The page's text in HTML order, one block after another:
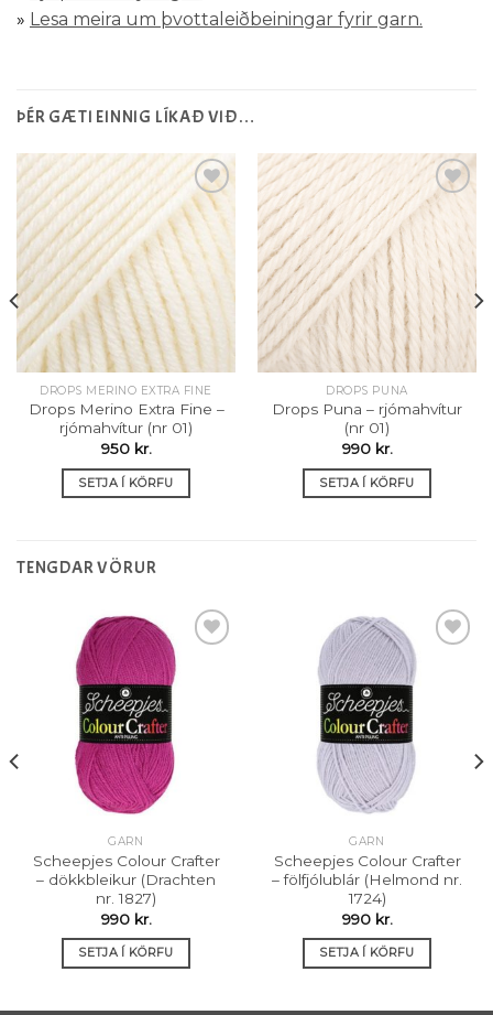
» Lesa meira um þvottaleiðbeiningar fyrir garn.
ÞÉR GÆTI EINNIG LÍKAÐ VIÐ…
Setja á
óskalista
DROPS MERINO EXTRA FINE
Drops Merino Extra Fine –
rjómahvítur (nr 01)
950 kr.
SETJA Í KÖRFU
Setja á
óskalista
DROPS PUNA
Drops Puna – rjómahvítur
(nr 01)
990 kr.
SETJA Í KÖRFU
TENGDAR VÖRUR
GARN
Scheepjes Colour Crafter
– dökkbleikur (Drachten
nr. 1827)
990 kr.
SETJA Í KÖRFU
GARN
Scheepjes Colour Crafter
– fölfjólublár (Helmond nr.
1724)
990 kr.
SETJA Í KÖRFU